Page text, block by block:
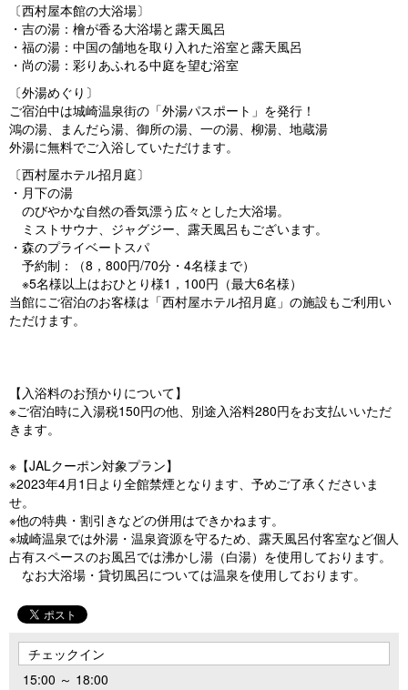
〔西村屋本館の大浴場〕
・吉の湯：檜が香る大浴場と露天風呂
・福の湯：中国の舗地を取り入れた浴室と露天風呂
・尚の湯：彩りあふれる中庭を望む浴室
〔外湯めぐり〕
ご宿泊中は城崎温泉街の「外湯パスポート」を発行！
鴻の湯、まんだら湯、御所の湯、一の湯、柳湯、地蔵湯
外湯に無料でご入浴していただけます。
〔西村屋ホテル招月庭〕
・月下の湯
のびやかな自然の香気漂う広々とした大浴場。
ミストサウナ、ジャグジー、露天風呂もございます。
・森のプライベートスパ
予約制：（8，800円/70分・4名様まで）
※5名様以上はおひとり様1，100円（最大6名様）
当館にご宿泊のお客様は「西村屋ホテル招月庭」の施設もご利用い
ただけます。
【入浴料のお預かりについて】
※ご宿泊時に入湯税150円の他、別途入浴料280円をお支払いいただ
きます。
※【JALクーポン対象プラン】
※2023年4月1日より全館禁煙となります、予めご了承くださいま
せ。
※他の特典・割引きなどの併用はできかねます。
※城崎温泉では外湯・温泉資源を守るため、露天風呂付客室など個人
占有スペースのお風呂では沸かし湯（白湯）を使用しております。
なお大浴場・貸切風呂については温泉を使用しております。
チェックイン
15:00 ～ 18:00